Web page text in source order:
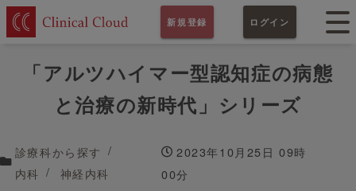
新規登録 ログイン
「アルツハイマー型認知症の病態
と治療の新時代」シリーズ
診療科から探す
内科
神経内科
2023年10月25日 09時
00分